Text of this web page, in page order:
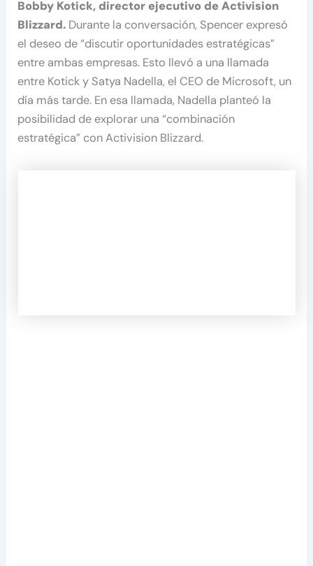
Bobby Kotick, director ejecutivo de Activision
Blizzard. Durante la conversación, Spencer expresó
el deseo de “discutir oportunidades estratégicas”
entre ambas empresas. Esto llevó a una llamada
entre Kotick y Satya Nadella, el CEO de Microsoft, un
día más tarde. En esa llamada, Nadella planteó la
posibilidad de explorar una “combinación
estratégica” con Activision Blizzard.